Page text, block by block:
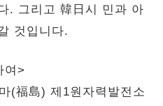
. 그리고 韓日시 민과 아
것입니다.
여>
(福島) 제1원자력발전소